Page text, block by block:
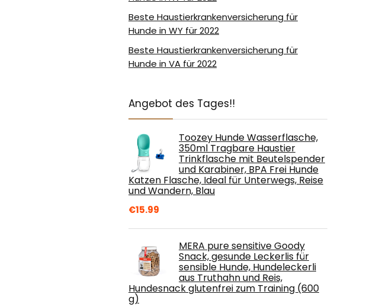
Beste Haustierkrankenversicherung für
Hunde in WY für 2022
Beste Haustierkrankenversicherung für
Hunde in VA für 2022
Angebot des Tages!!
Toozey Hunde Wasserflasche,
350ml Tragbare Haustier
Trinkflasche mit Beutelspender
und Karabiner, BPA Frei Hunde
Katzen Flasche, Ideal für Unterwegs, Reise
und Wandern, Blau
€15.99
MERA pure sensitive Goody
Snack, gesunde Leckerlis für
sensible Hunde, Hundeleckerli
aus Truthahn und Reis,
Hundesnack glutenfrei zum Training (600
g)